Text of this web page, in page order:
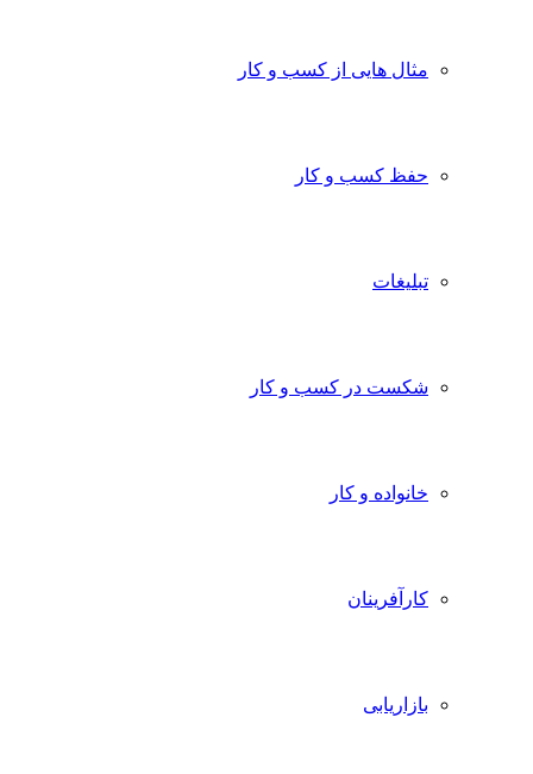
مثال هایی از کسب و کار
حفظ کسب و کار
تبلیغات
شکست در کسب و کار
خانواده و کار
کارآفرینان
بازاریابی